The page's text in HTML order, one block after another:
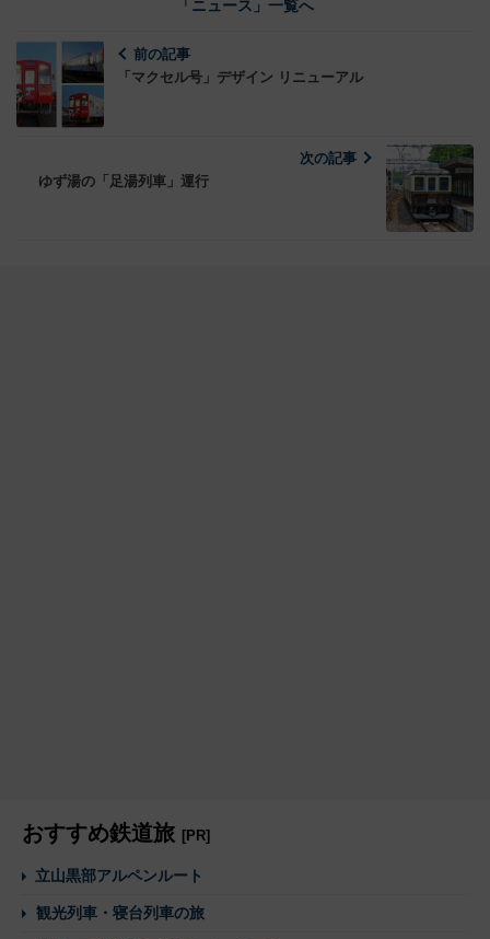
「ニュース」一覧へ
前の記事
「マクセル号」デザイン リニューアル
次の記事
ゆず湯の「足湯列車」運行
おすすめ鉄道旅 [PR]
立山黒部アルペンルート
観光列車・寝台列車の旅